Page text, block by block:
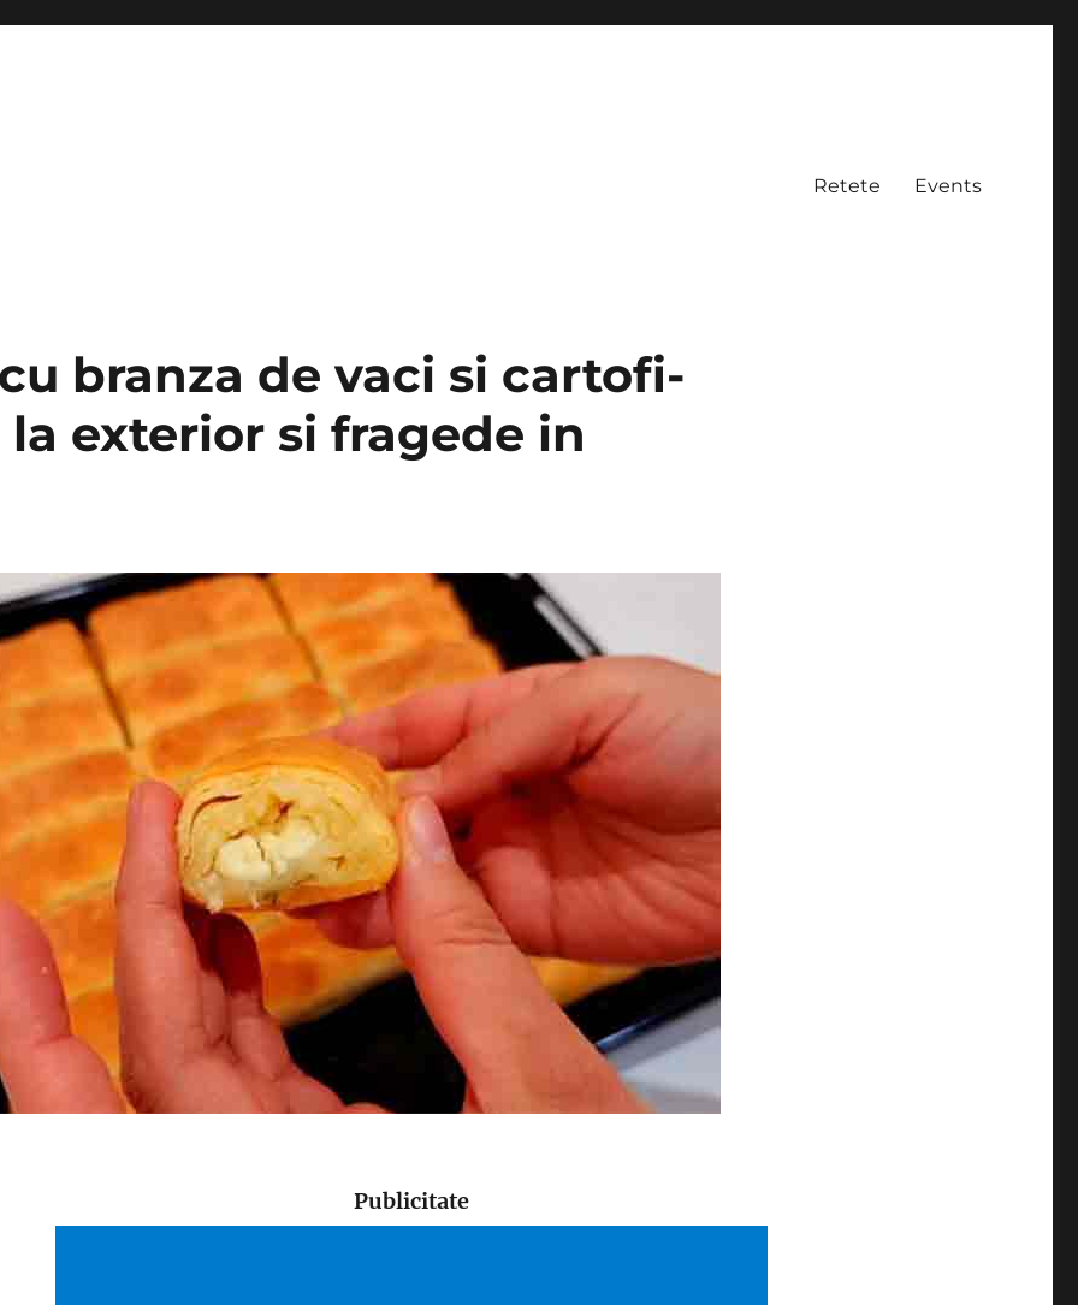
Retete Events
branza de vaci si cartofi-
exterior si fragede in
Publicitate